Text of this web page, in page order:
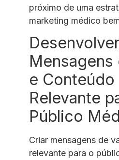
próximo de uma
marketing médico
Mensagens
e Conteúdo
Relevante
Público
Criar mensagens de
relevante para o